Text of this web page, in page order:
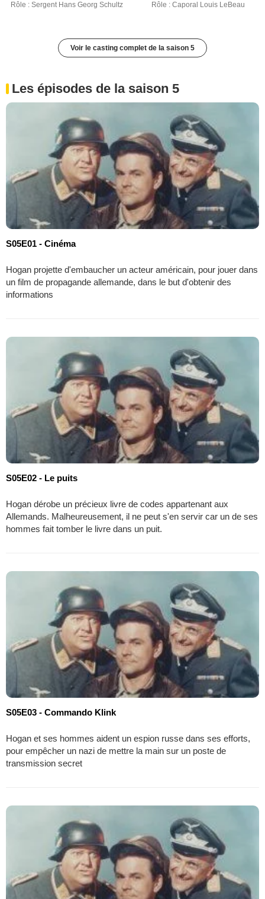
Rôle : Sergent Hans Georg Schultz Rôle : Caporal Louis LeBeau
Voir le casting complet de la saison 5
Les épisodes de la saison 5
S05E01 - Cinéma
Hogan projette d'embaucher un acteur américain, pour jouer dans
un film de propagande allemande, dans le but d'obtenir des
informations
S05E02 - Le puits
Hogan dérobe un précieux livre de codes appartenant aux
Allemands. Malheureusement, il ne peut s'en servir car un de ses
hommes fait tomber le livre dans un puit.
S05E03 - Commando Klink
Hogan et ses hommes aident un espion russe dans ses efforts,
pour empêcher un nazi de mettre la main sur un poste de
transmission secret